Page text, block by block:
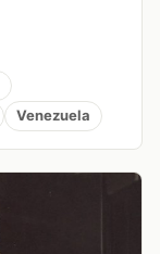
Venezuela